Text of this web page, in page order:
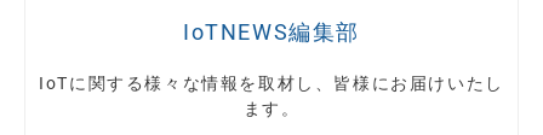
IoTNEWS編集部
IoTに関する様々な情報を取材し、皆様にお届けいたし
ます。